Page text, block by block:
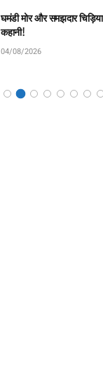
चिराग की ईमानदारी: बच्चों के
04/08/2026